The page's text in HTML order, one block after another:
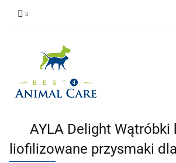
AYLA Delight Wątróbki
liofilizowane przysmaki